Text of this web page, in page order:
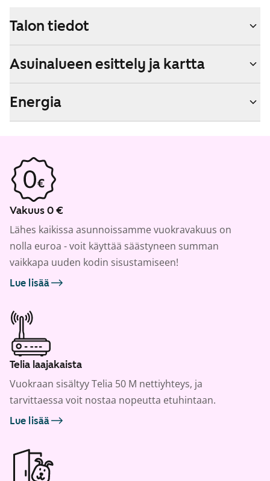
Talon tiedot
Asuinalueen esittely ja kartta
Energia
Vakuus 0 €
Lähes kaikissa asunnoissamme vuokravakuus on
nolla euroa - voit käyttää säästyneen summan
vaikkapa uuden kodin sisustamiseen!
Lue lisää
Telia laajakaista
Vuokraan sisältyy Telia 50 M nettiyhteys, ja
tarvittaessa voit nostaa nopeutta etuhintaan.
Lue lisää